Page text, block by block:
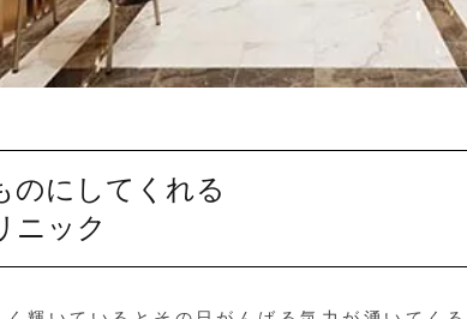
のにしてくれる
ニック